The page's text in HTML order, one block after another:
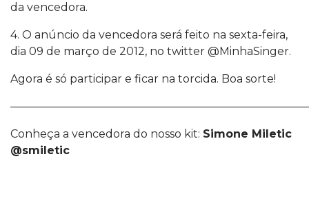
da vencedora.
4. O anúncio da vencedora será feito na sexta-feira,
dia 09 de março de 2012, no twitter @MinhaSinger.
Agora é só participar e ficar na torcida. Boa sorte!
Conheça a vencedora do nosso kit: Simone Miletic
@smiletic